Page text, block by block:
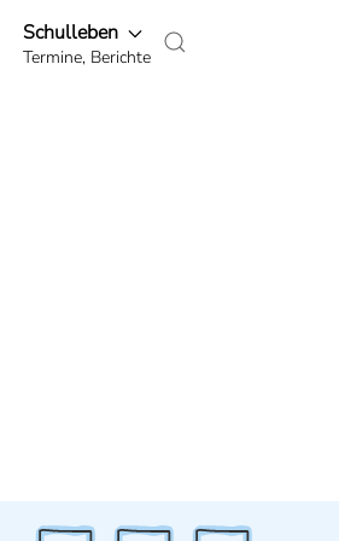
Schulleben
Termine, Berichte